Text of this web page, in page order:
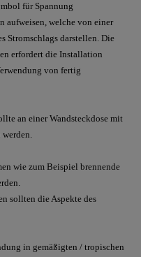
für Spannung
aufweisen, welche von einer
Stromschlags darstellen. Die
erfordert die Installation
von fertig
an einer Wandsteckdose mit
werden.
wie zum Beispiel brennende
sollten die Aspekte des
in gemäßigten / tropischen